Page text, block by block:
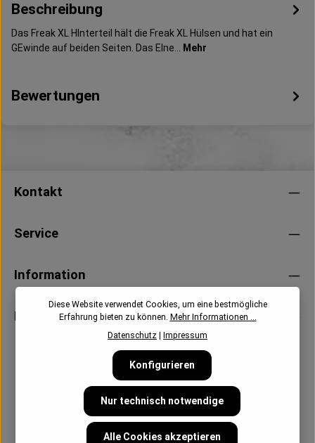
Beschreibung
Das Freak XL HInterteil hält die Freak XL Hülsen und hat ein
GEwinde auf beiden Seiten. Das EIne…
Mehr
Bewertungen
Kontakt
Service
Information
Newsletter
Diese Website verwendet Cookies, um eine bestmögliche
Erfahrung bieten zu können. Mehr Informationen ...
Datenschutz
Impressum
Nur technisch notwendige
Konfigurieren
Alle Cookies akzeptieren